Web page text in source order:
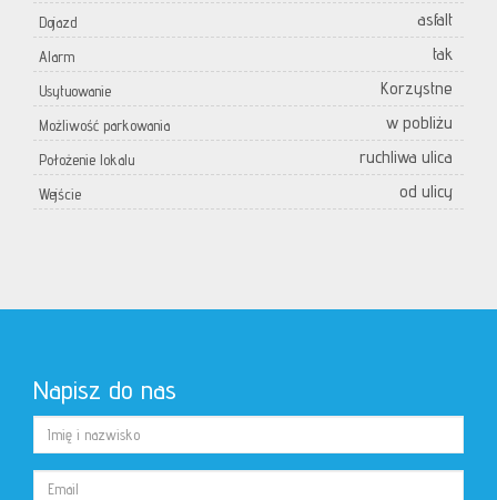
Dojazd asfalt
Alarm tak
Usytuowanie Korzystne
Możliwość parkowania w pobliżu
Położenie lokalu ruchliwa ulica
Wejście od ulicy
Napisz do nas